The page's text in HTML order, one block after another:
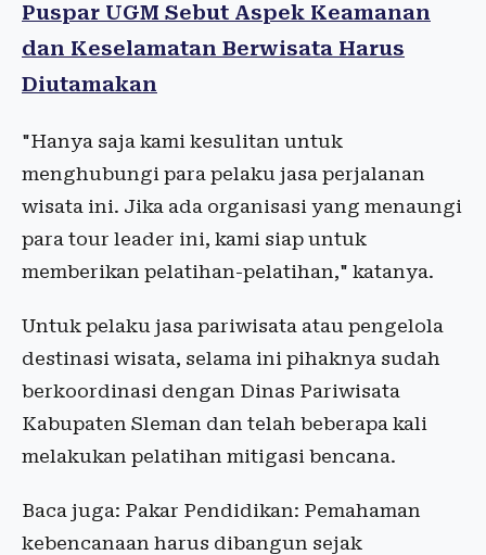
Puspar UGM Sebut Aspek Keamanan
dan Keselamatan Berwisata Harus
Diutamakan
"Hanya saja kami kesulitan untuk
menghubungi para pelaku jasa perjalanan
wisata ini. Jika ada organisasi yang menaungi
para tour leader ini, kami siap untuk
memberikan pelatihan-pelatihan," katanya.
Untuk pelaku jasa pariwisata atau pengelola
destinasi wisata, selama ini pihaknya sudah
berkoordinasi dengan Dinas Pariwisata
Kabupaten Sleman dan telah beberapa kali
melakukan pelatihan mitigasi bencana.
Baca juga: Pakar Pendidikan: Pemahaman
kebencanaan harus dibangun sejak